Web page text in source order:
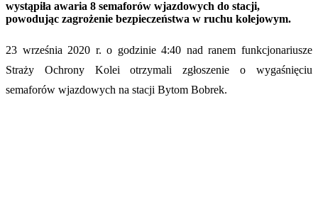
wystąpiła awaria 8 semaforów wjazdowych do stacji,
powodując zagrożenie bezpieczeństwa w ruchu kolejowym.
23 września 2020 r. o godzinie 4:40 nad ranem funkcjonariusze
Straży Ochrony Kolei otrzymali zgłoszenie o wygaśnięciu
semaforów wjazdowych na stacji Bytom Bobrek.